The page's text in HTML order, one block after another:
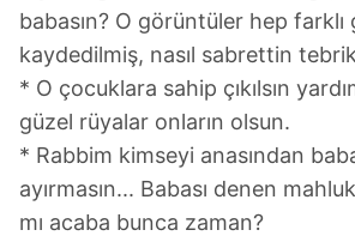
kullanılmaktadır. Bu çerezler
verileriniz işlenmekte olup gerekli olan
toplumu hizmetlerinin sunulması
kullanılmaktadır. Diğer çerezler,
kılınması ve kişiselleştirilmesi ve
reklam/pazarlama faaliyetlerinin
sınırlı olarak açık rızanız dahilinde
babasın? O görüntüler hep farklı
kaydedilmiş, nasıl sabrettin
* O çocuklara sahip çıkılsın
güzel rüyalar onların olsun.
* Rabbim kimseyi anasından
ayırmasın... Babası denen
mı acaba bunca zaman?